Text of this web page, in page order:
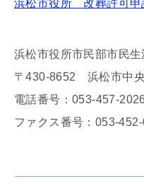
浜松市役所 改葬許可申
浜松市役所市民部市民生
〒430-8652 浜松市中
電話番号：053-457-
ファクス番号：053-